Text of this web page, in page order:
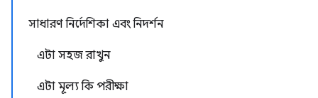
সাধারণ নির্দেশিকা এবং নিদর্শন
এটা সহজ রাখুন
এটা মূল্য কি পরীক্ষা